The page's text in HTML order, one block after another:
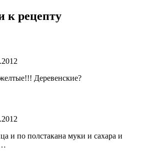
к рецепту
Деревенские?
и по полстакана муки и сахара и